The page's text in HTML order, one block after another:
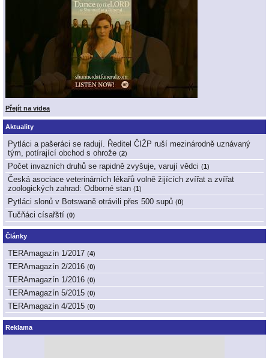
Přejít na videa
Aktuality
Pytláci a pašeráci se radují. Ředitel ČIŽP ruší mezinárodně uznávaný
tým, potírající obchod s ohrože (2)
Počet invazních druhů se rapidně zvyšuje, varují vědci (1 )
Česká asociace veterinárních lékařů volně žijících zvířat a zvířat
zoologických zahrad: Odborné stan (1 )
Pytláci slonů v Botswaně otrávili přes 500 supů (0)
Tučňáci císařští (0)
Články
TERAmagazín 1/2017 (4)
TERAmagazín 2/2016 (0)
TERAmagazín 1/2016 (0)
TERAmagazín 5/2015 (0)
TERAmagazín 4/2015 (0)
Reklama